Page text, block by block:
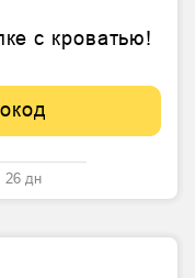
с кроватью!
26 дн